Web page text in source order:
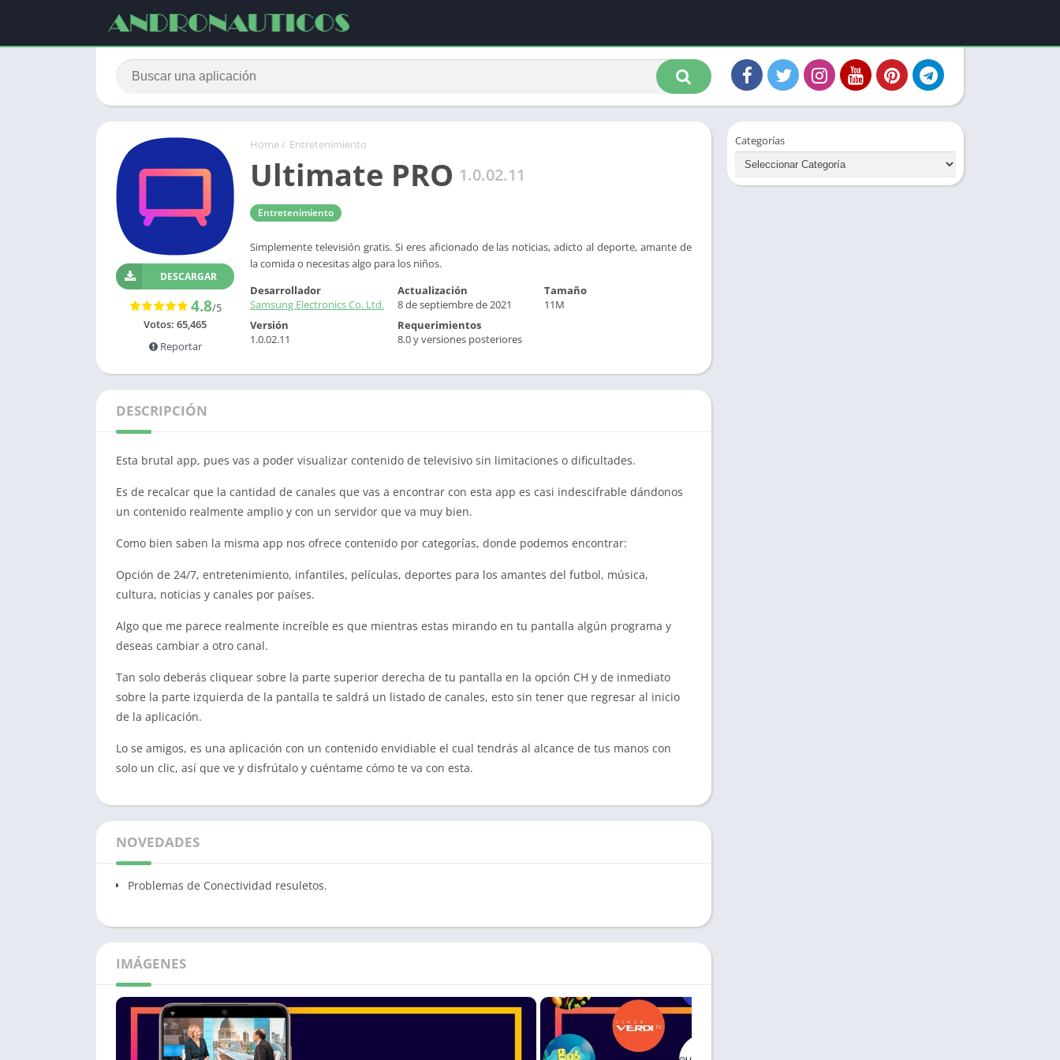
Home/ Entretenimiento
Ultimate PRO 1.0.02.11
Entretenimiento
Simplemente televisión gratis. Si eres aficionado de las noticias, adicto al deporte, amante de
la comida o necesitas algo para los niños.
DESCARGAR
4.8/5
Votos: 65,465
Reportar
Desarrollador
Samsung Electronics Co. Ltd.
Actualización
8 de septiembre de 2021
Tamaño
11M
Versión
1.0.02.11
Requerimientos
8.0 y versiones posteriores
DESCRIPCIÓN
Esta brutal app, pues vas a poder visualizar contenido de televisivo sin limitaciones o dificultades.
Es de recalcar que la cantidad de canales que vas a encontrar con esta app es casi indescifrable dándonos
un contenido realmente amplio y con un servidor que va muy bien.
Como bien saben la misma app nos ofrece contenido por categorías, donde podemos encontrar:
Opción de 24/7, entretenimiento, infantiles, películas, deportes para los amantes del futbol, música,
cultura, noticias y canales por países.
Algo que me parece realmente increíble es que mientras estas mirando en tu pantalla algún programa y
deseas cambiar a otro canal.
Tan solo deberás cliquear sobre la parte superior derecha de tu pantalla en la opción CH y de inmediato
sobre la parte izquierda de la pantalla te saldrá un listado de canales, esto sin tener que regresar al inicio
de la aplicación.
Lo se amigos, es una aplicación con un contenido envidiable el cual tendrás al alcance de tus manos con
solo un clic, así que ve y disfrútalo y cuéntame cómo te va con esta.
NOVEDADES
Problemas de Conectividad resuletos.
IMÁGENES
Categorías